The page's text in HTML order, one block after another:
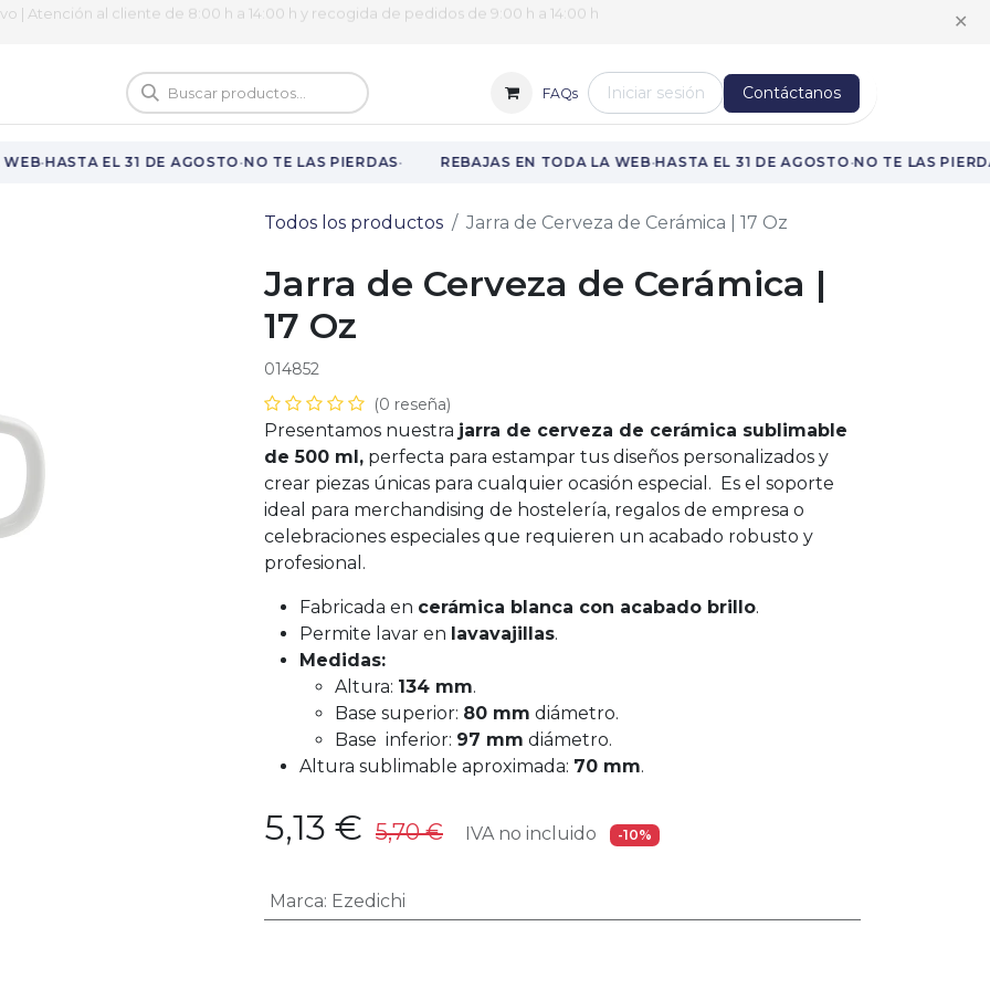
| Atención al cliente de 8:00 h a 14:00 h y recogida de pedidos de 9:00 h a 14:00 h ✕
Vuelta al cole FAQs Iniciar sesión Contáctanos
·HASTA EL 31 DE AGOSTO·NO TE LAS PIERDAS· REBAJAS EN TODA LA WEB·HASTA EL 31 DE AGOSTO·NO TE LAS
Todos los productos Jarra de Cerveza de Cerámica | 17 Oz
Jarra de Cerveza de Cerámica |
17 Oz
014852
(0 reseña)
Presentamos nuestra jarra de cerveza de cerámica sublimable
de 500 ml, perfecta para estampar tus diseños personalizados y
crear piezas únicas para cualquier ocasión especial. Es el soporte
ideal para merchandising de hostelería, regalos de empresa o
celebraciones especiales que requieren un acabado robusto y
profesional.
Fabricada en cerámica blanca con acabado brillo.
Permite lavar en lavavajillas.
Medidas:
Altura: 134 mm.
Base superior: 80 mm diámetro.
Base inferior: 97 mm diámetro.
Altura sublimable aproximada: 70 mm.
5,13 € 5,70€ IVA no incluido -10%
Marca: Ezedichi